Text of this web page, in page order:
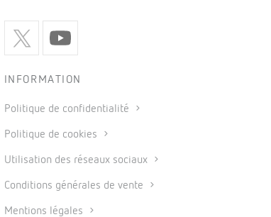
INFORMATION
Politique de confidentialité
Politique de cookies
Utilisation des réseaux sociaux
Conditions générales de vente
Mentions légales